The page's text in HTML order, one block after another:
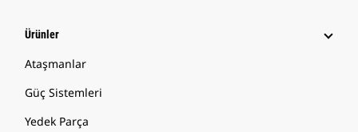
Ürünler
Ataşmanlar
Güç Sistemleri
Yedek Parça